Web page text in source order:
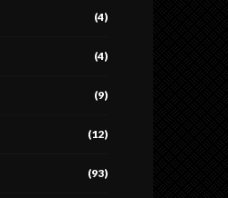
(4)
(4)
(9)
(12)
(93)